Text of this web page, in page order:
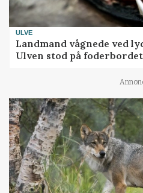
ULVE
Landmand vågnede ved
Ulven stod på foderbordet